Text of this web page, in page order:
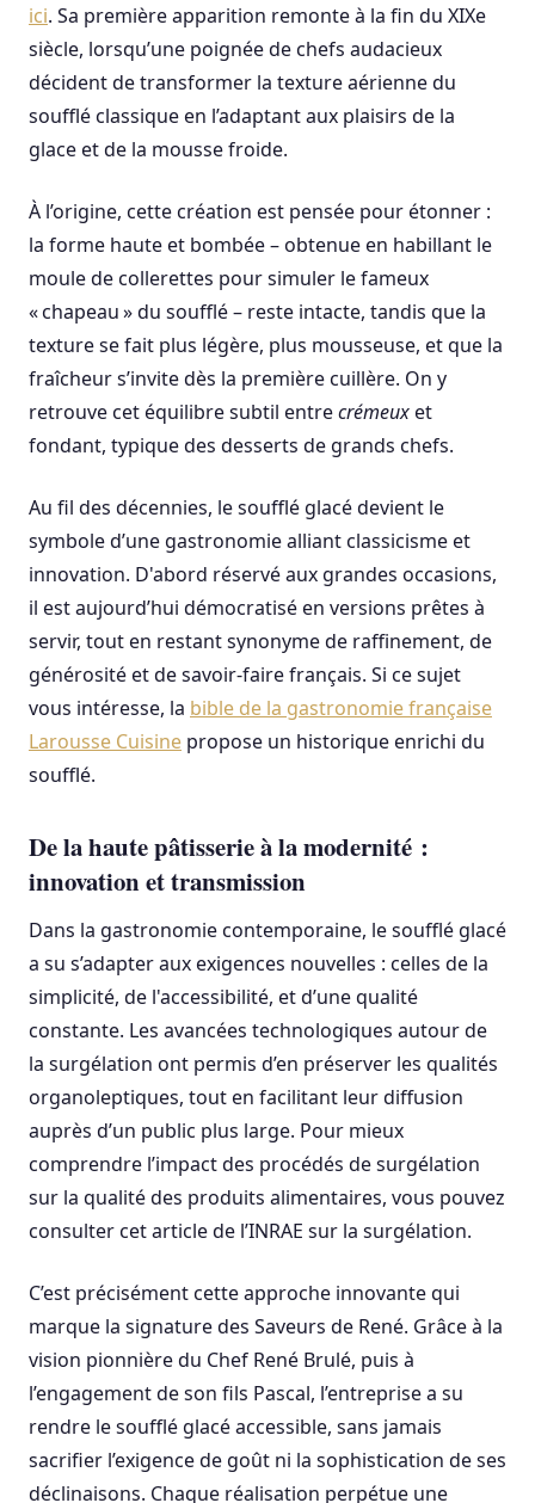
ici. Sa première apparition remonte à la fin du XIXe
siècle, lorsqu’une poignée de chefs audacieux
décident de transformer la texture aérienne du
soufflé classique en l’adaptant aux plaisirs de la
glace et de la mousse froide.
À l’origine, cette création est pensée pour étonner :
la forme haute et bombée – obtenue en habillant le
moule de collerettes pour simuler le fameux
« chapeau » du soufflé – reste intacte, tandis que la
texture se fait plus légère, plus mousseuse, et que la
fraîcheur s’invite dès la première cuillère. On y
retrouve cet équilibre subtil entrecrémeuxet
fondant, typique des desserts de grands chefs.
Au fil des décennies, le soufflé glacé devient le
symbole d’une gastronomie alliant classicisme et
innovation. D'abord réservé aux grandes occasions,
il est aujourd’hui démocratisé en versions prêtes à
servir, tout en restant synonyme de raffinement, de
générosité et de savoir-faire français. Si ce sujet
vous intéresse, la bible de la gastronomie française
Larousse Cuisine propose un historique enrichi du
soufflé.
De la haute pâtisserie à la modernité :
innovation et transmission
Dans la gastronomie contemporaine, le soufflé glacé
a su s’adapter aux exigences nouvelles : celles de la
simplicité, de l'accessibilité, et d’une qualité
constante. Les avancées technologiques autour de
la surgélation ont permis d’en préserver les qualités
organoleptiques, tout en facilitant leur diffusion
auprès d’un public plus large. Pour mieux
comprendre l’impact des procédés de surgélation
sur la qualité des produits alimentaires, vous pouvez
consulter cet article de l’INRAE sur la surgélation.
C’est précisément cette approche innovante qui
marque la signature des Saveurs de René. Grâce à la
vision pionnière du Chef René Brulé, puis à
l’engagement de son fils Pascal, l’entreprise a su
rendre le soufflé glacé accessible, sans jamais
sacrifier l’exigence de goût ni la sophistication de ses
déclinaisons. Chaque réalisation perpétue une